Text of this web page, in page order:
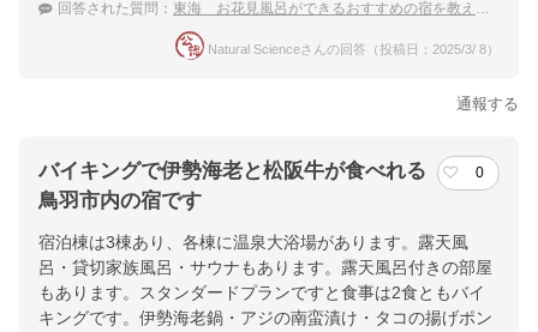
回答された質問： 東海 お花見風呂ができるおすすめの宿を教えてください
Natural Scienceさんの回答（投稿日：2025/3/ 8）
通報する
バイキングで伊勢海老と松阪牛が食べれる
鳥羽市内の宿です
0
宿泊棟は3棟あり、各棟に温泉大浴場があります。露天風
呂・貸切家族風呂・サウナもあります。露天風呂付きの部屋
もあります。スタンダードプランですと食事は2食ともバイ
キングです。伊勢海老鍋・アジの南蛮漬け・タコの揚げポン